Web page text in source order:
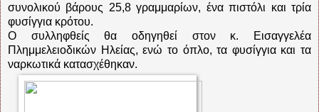
συνολικού βάρους 25,8 γραμμαρίων, ένα πιστόλι και τρία
φυσίγγια κρότου.
Ο συλληφθείς θα οδηγηθεί στον κ. Εισαγγελέα
Πλημμελειοδικών Ηλείας, ενώ το όπλο, τα φυσίγγια και τα
ναρκωτικά κατασχέθηκαν.